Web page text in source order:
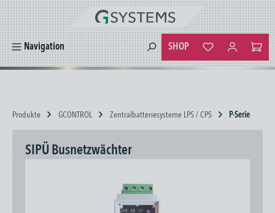
springen
Navigation SHOP
Du hast 0
Produkte GCONTROL Zentralbatteriesysteme LPS / CPS P-Serie
SIPÜ Busnetzwächter